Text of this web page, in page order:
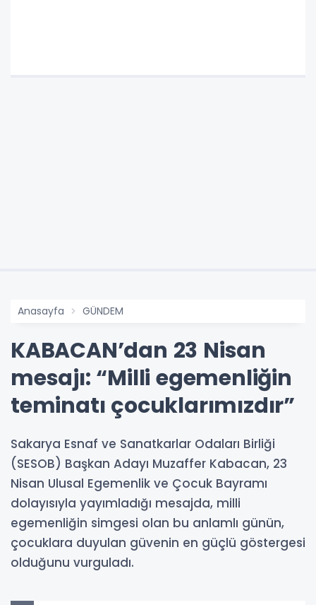
Anasayfa GÜNDEM
KABACAN’dan 23 Nisan
mesajı: “Milli egemenliğin
teminatı çocuklarımızdır”
Sakarya Esnaf ve Sanatkarlar Odaları Birliği
(SESOB) Başkan Adayı Muzaffer Kabacan, 23
Nisan Ulusal Egemenlik ve Çocuk Bayramı
dolayısıyla yayımladığı mesajda, milli
egemenliğin simgesi olan bu anlamlı günün,
çocuklara duyulan güvenin en güçlü göstergesi
olduğunu vurguladı.